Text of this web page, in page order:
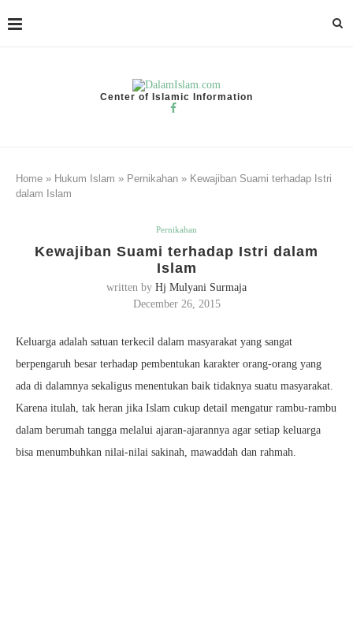
Center of Islamic Information
Home » Hukum Islam » Pernikahan » Kewajiban Suami terhadap Istri
dalam Islam
Pernikahan
Kewajiban Suami terhadap Istri dalam
Islam
written by Hj Mulyani Surmaja
December 26, 2015
Keluarga adalah satuan terkecil dalam masyarakat yang sangat
berpengaruh besar terhadap pembentukan karakter orang-orang yang
ada di dalamnya sekaligus menentukan baik tidaknya suatu masyarakat.
Karena itulah, tak heran jika Islam cukup detail mengatur rambu-rambu
dalam berumah tangga melalui ajaran-ajarannya agar setiap keluarga
bisa menumbuhkan nilai-nilai sakinah, mawaddah dan rahmah.